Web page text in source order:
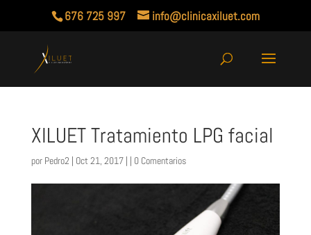
676 725 997 info@clinicaxiluet.com
XILUET Tratamiento LPG facial
por Pedro2 | Oct 21, 2017 | | 0 Comentarios